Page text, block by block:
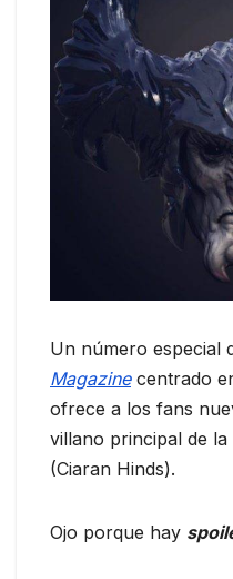
Un número especial
Magazinecentrado
ofrece a los fans
villano principal de
(Ciaran Hinds).
Ojo porque hay